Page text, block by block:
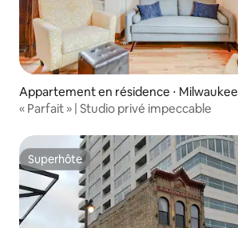
Appartement en résidence ⋅ Milwaukee
« Parfait » | Studio privé impeccable
Superhôte
Superhôte